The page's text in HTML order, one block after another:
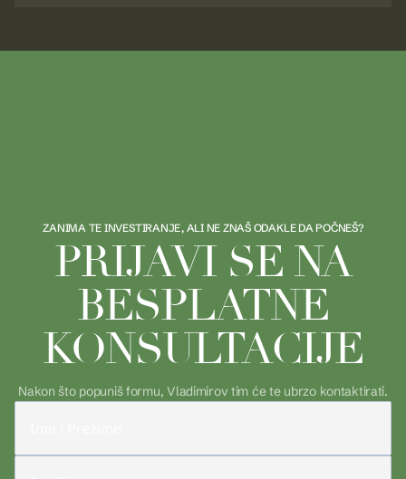
ZANIMA TE INVESTIRANJE, ALI NE ZNAŠ ODAKLE DA POČNEŠ?
PRIJAVI SE NA
BESPLATNE
KONSULTACIJE
Nakon što popuniš formu, Vladimirov tim će te ubrzo kontaktirati.